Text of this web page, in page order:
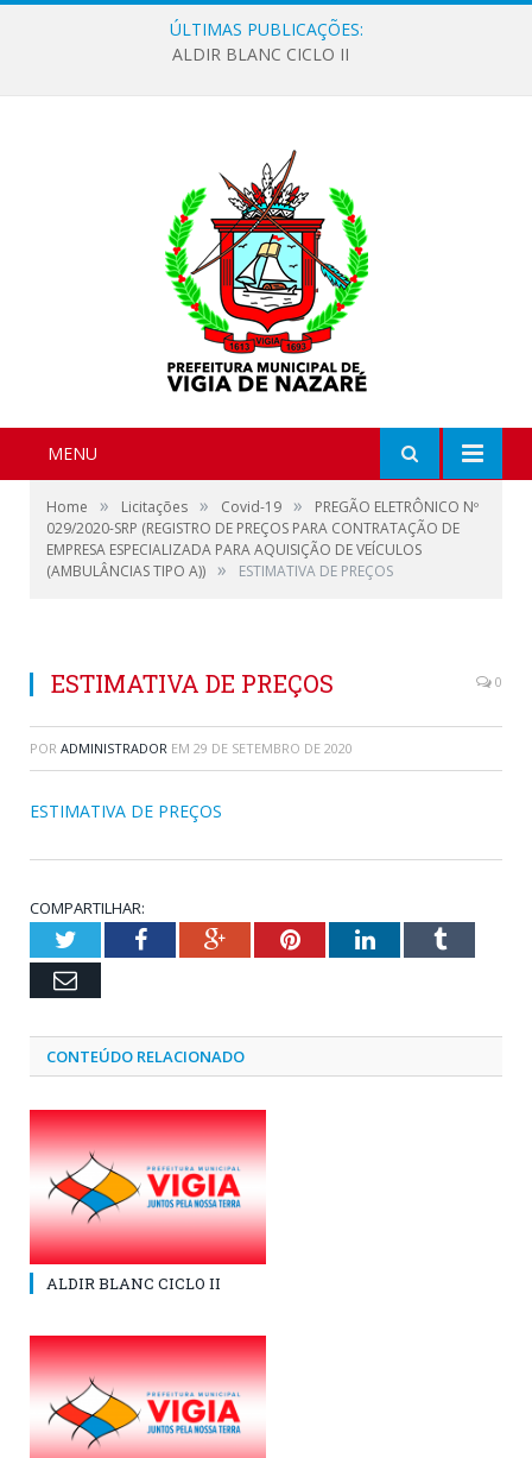
ÚLTIMAS PUBLICAÇÕES:
ALDIR BLANC CICLO II
MENU
Home » Licitações » Covid-19 »
PREGÃO ELETRÔNICO Nº
029/2020-SRP (REGISTRO DE PREÇOS PARA CONTRATAÇÃO DE
EMPRESA ESPECIALIZADA PARA AQUISIÇÃO DE VEÍCULOS
(AMBULÂNCIAS TIPO A)) » ESTIMATIVA DE PREÇOS
ESTIMATIVA DE PREÇOS 0
POR ADMINISTRADOR EM 29 DE SETEMBRO DE 2020
ESTIMATIVA DE PREÇOS
COMPARTILHAR:
TwitterFacebookGoogle+PinterestLinkedInTumblr
Email
CONTEÚDO RELACIONADO
ALDIR BLANC CICLO II